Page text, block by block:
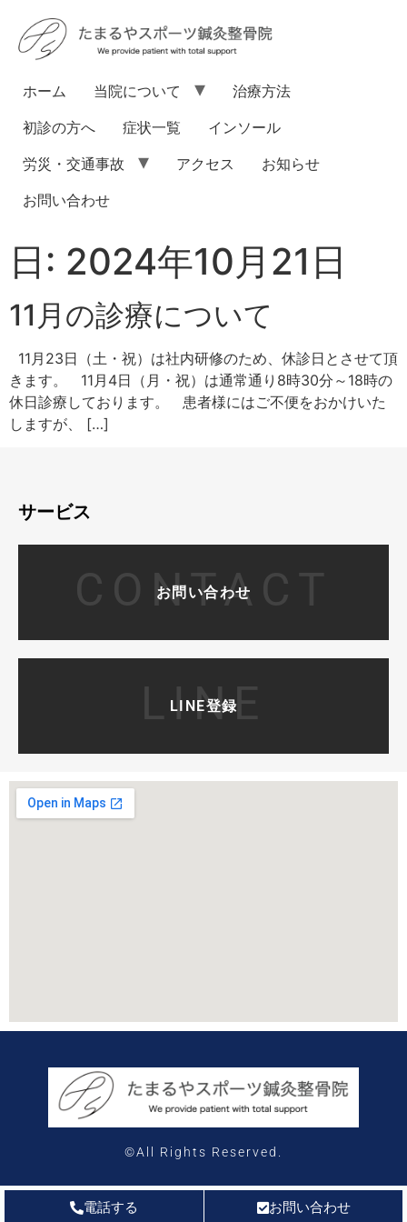
ホーム 当院について
治療方法
初診の方へ
症状一覧
インソール
労災・交通事故
アクセス
お知らせ
お問い合わせ
日: 2024年10月21日
11月の診療について
11月23日（土・祝）は社内研修のため、休診日とさせて頂
きます。 11月4日（月・祝）は通常通り8時30分～18時の
休日診療しております。 患者様にはご不便をおかけいた
しますが、 […]
サービス
CONTACT
お問い合わせ
LINE
LINE登録
©All Rights Reserved.
電話する お問い合わせ